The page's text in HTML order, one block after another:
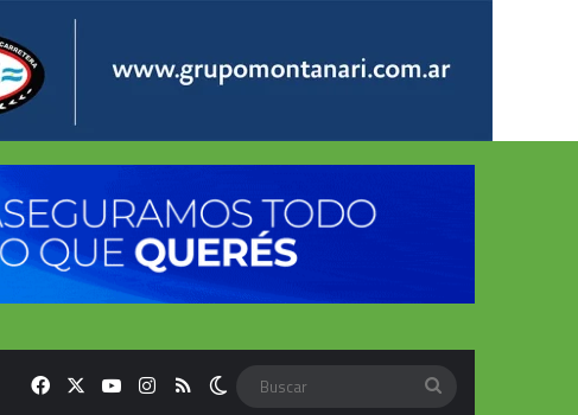
FacebookYouTubeInstagram
RSS Switch skin